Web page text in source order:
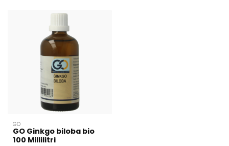
GO
GO Ginkgo biloba bio
100 Millilitri